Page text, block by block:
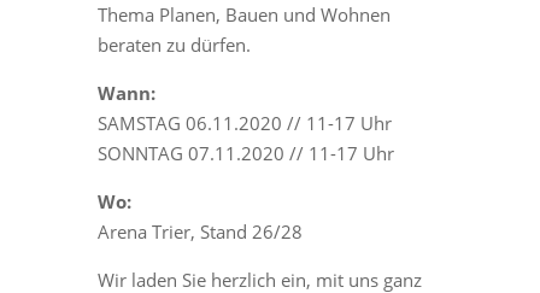
Thema Planen, Bauen und Wohnen
beraten zu dürfen.
Wann:
SAMSTAG 06.11.2020 // 11-17 Uhr
SONNTAG 07.11.2020 // 11-17 Uhr
Wo:
Arena Trier, Stand 26/28
Wir laden Sie herzlich ein, mit uns ganz